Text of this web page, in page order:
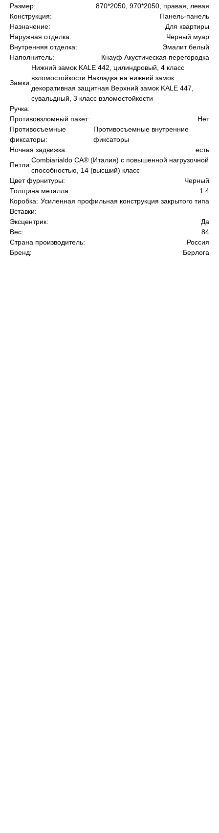
Двери
Гаражные ворота
Услуги
О компании
Отзывы
Размер:
870*2050, 970*2050, правая, левая
Конструкция:
Панель-панель
Назначение:
Для квартиры
Наружная отделка:
Черный муар
Внутренняя отделка:
Эмалит белый
Наполнитель:
Кнауф Акустическая перегородка
Замки:
Нижний замок KALE 442, цилиндровый, 4 класс
взломостойкости Накладка на нижний замок
декоративная защитная Верхний замок KALE 447,
сувальдный, 3 класс взломостойкости
Ручка:
Противовзломный пакет:
Нет
Противосъемные
фиксаторы:
Противосъемные внутренние
фиксаторы
Ночная задвижка:
есть
Петли:
Сombiarialdo СА® (Италия) с повышенной нагрузочной
способностью, 14 (высший) класс
Цвет фурнитуры:
Черный
Толщина металла:
1.4
Коробка: Усиленная профильная конструкция закрытого типа
Вставки:
Эксцентрик:
Да
Вес:
84
Страна производитель:
Россия
Бренд:
Берлога